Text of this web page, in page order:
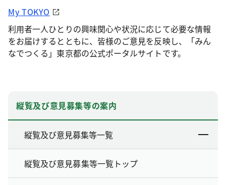
My TOKYO
利用者一人ひとりの興味関心や状況に応じて必要な情報
をお届けするとともに、皆様のご意見を反映し、「みん
なでつくる」東京都の公式ポータルサイトです。
縦覧及び意見募集等の案内
縦覧及び意見募集等一覧
縦覧及び意見募集等一覧トップ